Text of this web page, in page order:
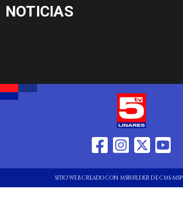
NOTICIAS
SITIO WEB CREADO CON MSBUILDER DE CMS-